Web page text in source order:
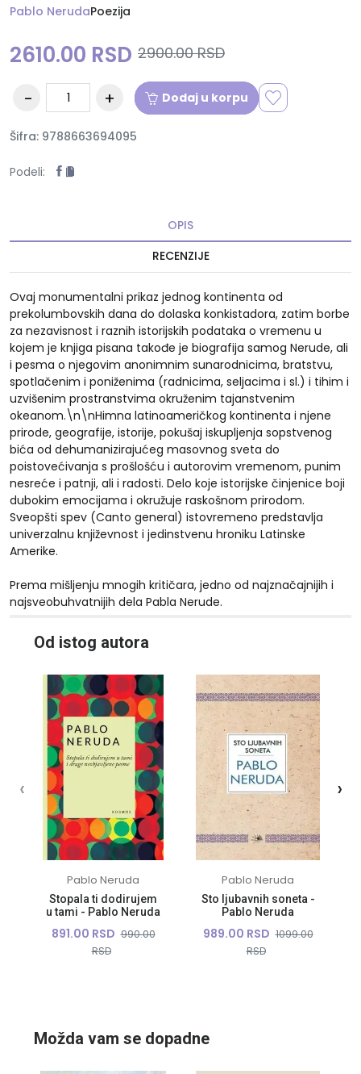
Pablo NerudaPoezija
2610.00 RSD 2900.00 RSD
Dodaj u korpu
Šifra: 9788663694095
Podeli:
OPIS
RECENZIJE
Ovaj monumentalni prikaz jednog kontinenta od
prekolumbovskih dana do dolaska konkistadora, zatim borbe
za nezavisnost i raznih istorijskih podataka o vremenu u
kojem je knjiga pisana takođe je biografija samog Nerude, ali
i pesma o njegovim anonimnim sunarodnicima, bratstvu,
spotlačenim i poniženima (radnicima, seljacima i sl.) i tihim i
uzvišenim prostranstvima okruženim tajanstvenim
okeanom.\n\nHimna latinoameričkog kontinenta i njene
prirode, geografije, istorije, pokušaj iskupljenja sopstvenog
bića od dehumanizirajućeg masovnog sveta do
poistovećivanja s prošlošću i autorovim vremenom, punim
nesreće i patnji, ali i radosti. Delo koje istorijske činjenice boji
dubokim emocijama i okružuje raskošnom prirodom.
Sveopšti spev (Canto general) istovremeno predstavlja
univerzalnu književnost i jedinstvenu hroniku Latinske
Amerike.
Prema mišljenju mnogih kritičara, jedno od najznačajnijih i
najsveobuhvatnijih dela Pabla Nerude.
Od istog autora
Pablo Neruda
Stopala ti dodirujem
u tami - Pablo Neruda
891.00 RSD 990.00
RSD
Pablo Neruda
Sto ljubavnih soneta -
Pablo Neruda
989.00 RSD 1099.00
RSD
‹ ›
Možda vam se dopadne